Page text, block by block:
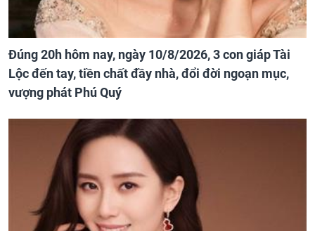
Đúng 20h hôm nay, ngày 10/8/2026, 3 con giáp Tài
Lộc đến tay, tiền chất đầy nhà, đổi đời ngoạn mục,
vượng phát Phú Quý